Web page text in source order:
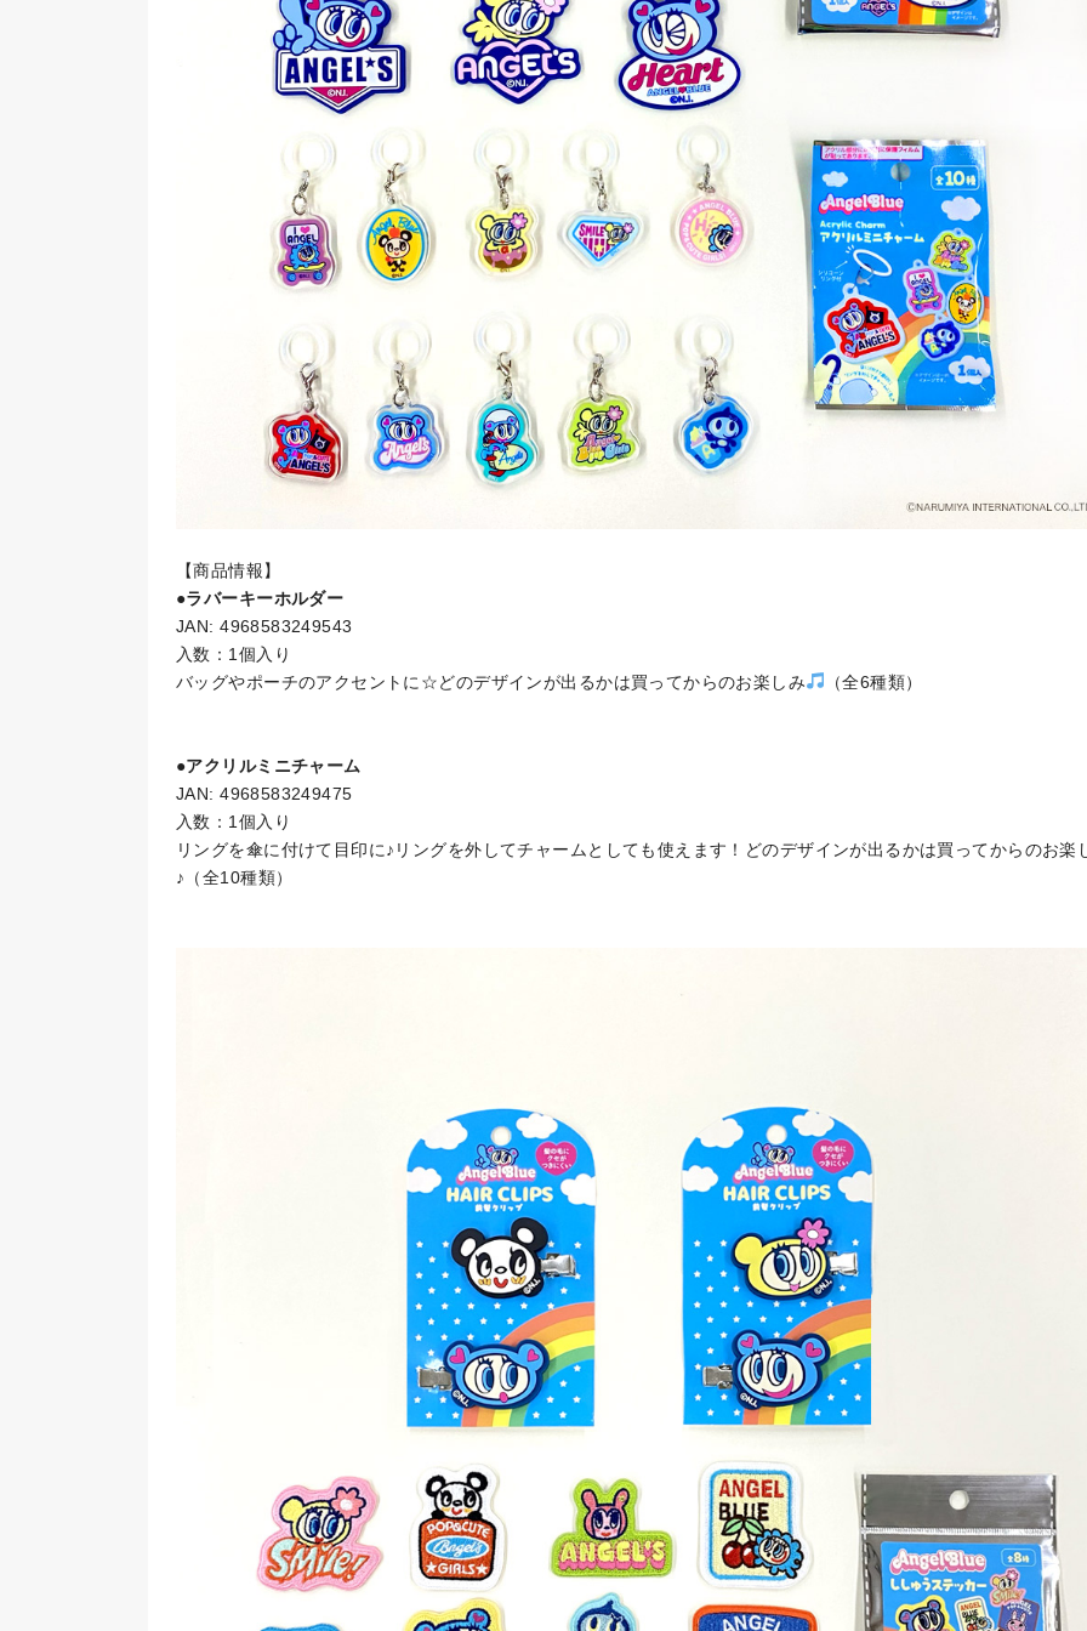
【商品情報】
●ラバーキーホルダー
JAN: 4968583249543
入数：1個入り
バッグやポーチのアクセントに☆どのデザインが出るかは買ってからのお楽しみ
（全6種類）
●アクリルミニチャーム
JAN: 4968583249475
入数：1個入り
リングを傘に付けて目印に♪リングを外してチャームとしても使えます！どのデザインが出るかは買ってからのお楽
♪（全10種類）